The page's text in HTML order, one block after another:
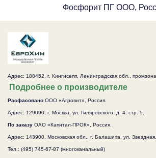
Фосфорит ПГ ООО,
Адрес: 188452, г. Кингисепп, Ленинградская обл.,
Подробнее о производителе
Расфасовано ООО «Агровит», Россия.
Адрес: 129090, г. Москва, ул. Гиляровского, д. 4, стр. 5.
По заказу ОАО «Капитал-ПРОК», Россия.
Адрес: 143900, Московская обл., г. Балашиха, ул. Звездная,
Тел.: (495) 745-67-87 (многоканальный)